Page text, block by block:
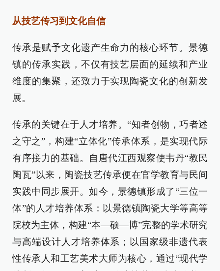
从技艺传习到文化自信
传承是赋予文化遗产生命力的核心环节。景德
镇的传承实践，不仅有技艺层面的延续和产业
维度的集聚，还致力于实现陶瓷文化的创新发
展。
传承的关键在于人才培养。“知者创物，巧者述
之守之”，构建“立体化”传承体系，是实现代际
有序接力的基础。自唐代江西观察使韦丹“教民
陶瓦”以来，陶瓷技艺传承便在官学教育与民间
实践中同步展开。如今，景德镇形成了“三位一
体”的人才培养体系：以景德镇陶瓷大学等高等
院校为主体，构建“本—硕—博”完整的学术研究
与高端设计人才培养体系；以国家级非遗代表
性传承人和工艺美术大师为核心，通过“现代学